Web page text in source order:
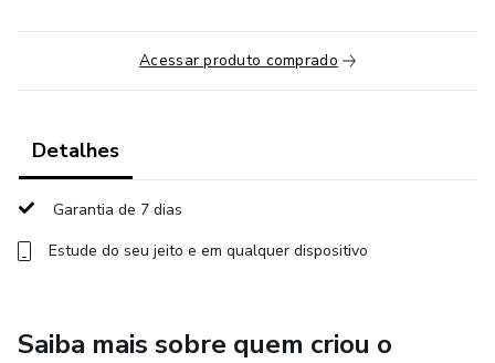
Nessa aula vamos aprender sobre imunologia, conceitos
básicos e necessários para entendermos como se
comporta o sistema imunológico nas doenças autoimunes
tipos de hipersensibilidades e suas relações com as
doenças autoimunes.
FAZEM PARTE DO SEU METABOLISMO E
DOSES DE VITAMINA D).
Acessar produto comprado
Detalhes
Garantia de 7 dias
Estude do seu jeito e em qualquer dispositivo
Saiba mais sobre quem criou o